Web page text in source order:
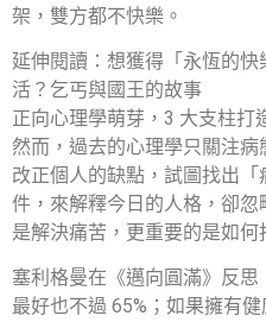
架，雙方都不快樂。
延伸閱讀：想獲得「永恆的
活？乞丐與國王的故事
正向心理學萌芽，3 大支柱打
然而，過去的心理學只關注
改正個人的缺點，試圖找出
件，來解釋今日的人格，卻
是解決痛苦，更重要的是如何
塞利格曼在《邁向圓滿》反思
最好也不過 65%；如果擁有